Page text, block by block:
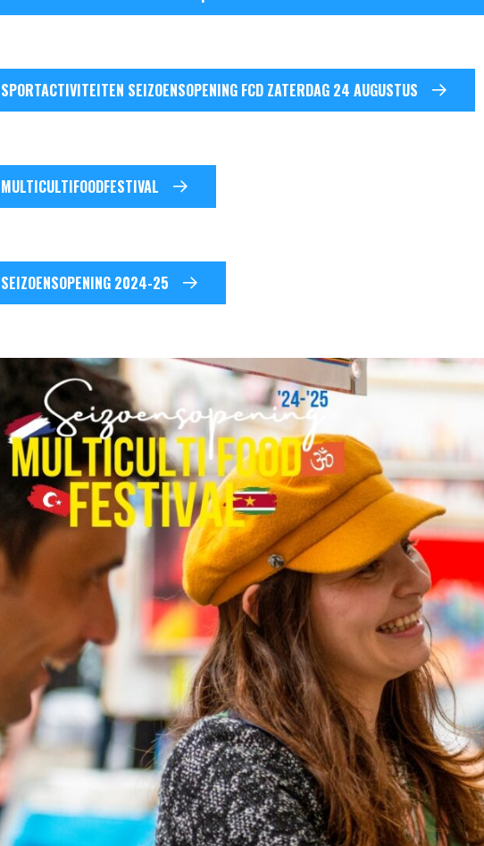
SPORTACTIVITEITEN SEIZOENSOPENING FCD ZATERDAG 24 AUGUSTUS
MULTICULTIFOODFESTIVAL
SEIZOENSOPENING 2024-25